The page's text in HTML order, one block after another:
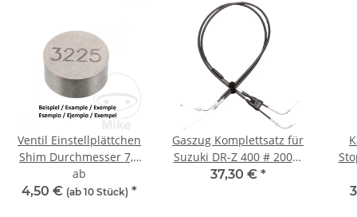
Ventil Einstellplättchen
Shim Durchmesser 7,5
mm Stärke 2,325 - 3,50
mm
ab
4,50 € (ab 10 Stück) *
Gaszug Komplettsatz für
Suzuki DR-Z 400 # 2000-
2008 # 58301-29F11
37,30 € *